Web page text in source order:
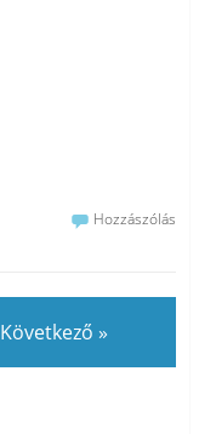
Hozzászólás
Következő »